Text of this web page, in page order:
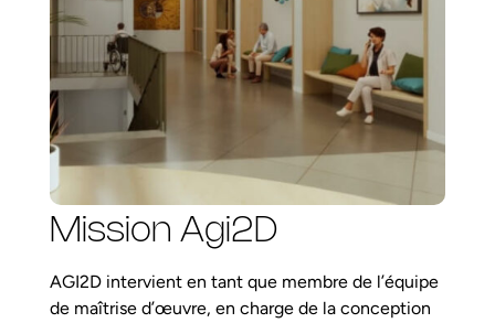
Mission Agi2D
AGI2D intervient en tant que membre de l’équipe
de maîtrise d’œuvre, en charge de la conception